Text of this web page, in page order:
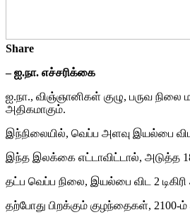
Share
– ஐ.நா. எச்சரிக்கை
ஐ.நா., விஞ்ஞானிகள் குழு, பருவ
அதிகமாகும்.
இந்நிலையில், வெப்ப அளவு இயல்பை விட
இந்த இலக்கை எட்டாவிட்டால், அடுத்த
தட்ப வெப்ப நிலை, இயல்பை விட 2
தற்போது பிறக்கும் குழந்தைகள்,